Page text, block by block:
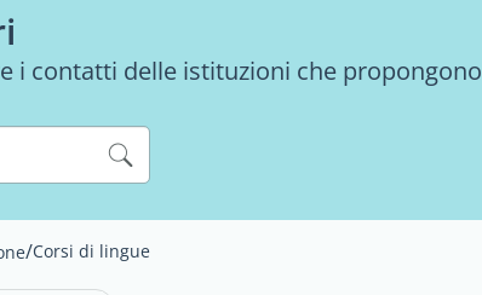
i contatti delle istituzioni che propongono
/Corsi di lingue